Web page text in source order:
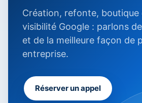
Création, refonte, boutique
visibilité Google : parlons
et de la meilleure façon de
entreprise.
Réserver un appel